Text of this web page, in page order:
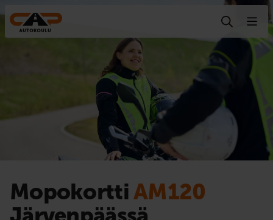
MopokorttiAM120